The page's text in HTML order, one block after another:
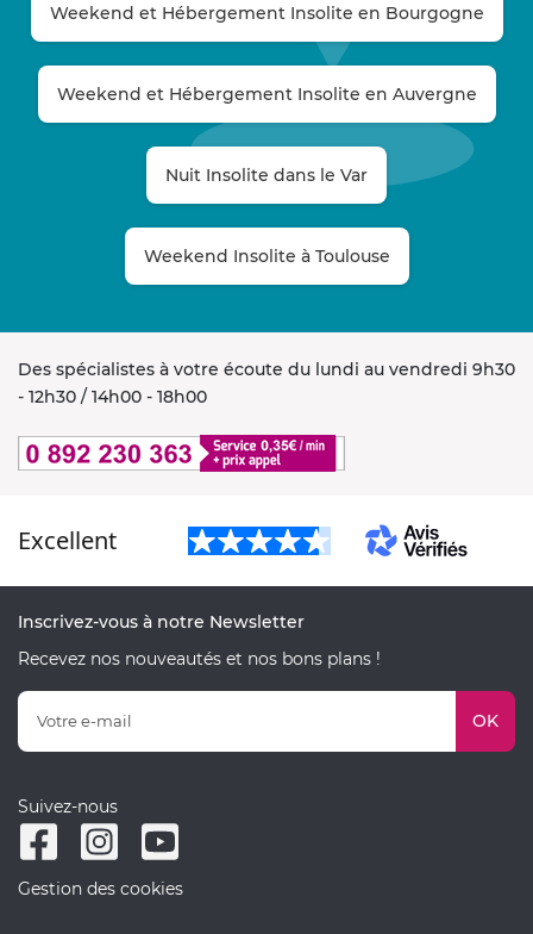
Weekend et Hébergement Insolite en Bourgogne
Weekend et Hébergement Insolite en Auvergne
Nuit Insolite dans le Var
Weekend Insolite à Toulouse
Des spécialistes à votre écoute du lundi au vendredi 9h30
- 12h30 / 14h00 - 18h00
Excellent
Inscrivez-vous à notre Newsletter
Recevez nos nouveautés et nos bons plans !
OK
Suivez-nous
Gestion des cookies